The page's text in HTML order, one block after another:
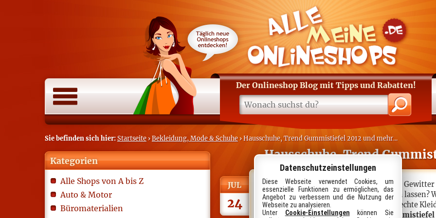
Der Onlineshop Blogmit Tipps und Rabatten!
Sie befinden sich hier:Startseite ›Bekleidung, Mode & Schuhe› Hausschuhe, Trend Gummistiefel 2012 und mehr...
Kategorien
Alle Shops von A bis Z
Auto & Motor
Büromaterialien
Hausschuhe, Trend
JUL
24
Der Sommer 2012 in Deutschland: Regen,
man sich vom Regen die Laune vermiesen
kein schlechtes Wetter, sondern nur schlechte
sommerliche Schauer - hier sind beiGummistiefel
Datenschutzeinstellungen
Diese Webseite verwendet Cookies, um
essenzielle Funktionen zu ermöglichen, das
Angebot zu verbessern und die Nutzung der
Webseite zu analysieren.
Unter Cookie-Einstellungen können Sie